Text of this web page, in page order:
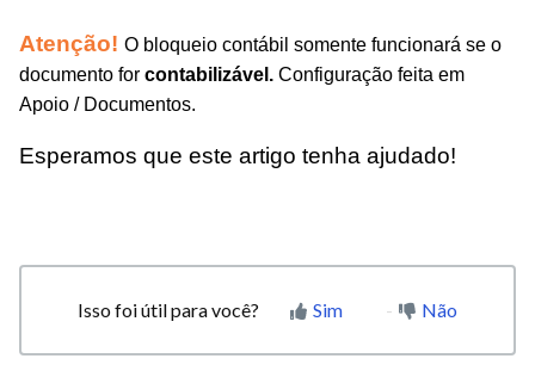
Atenção! O bloqueio contábil somente funcionará se o
documento for contabilizável. Configuração feita em
Apoio / Documentos.
Esperamos que este artigo tenha ajudado!
Isso foi útil para você? Sim Não